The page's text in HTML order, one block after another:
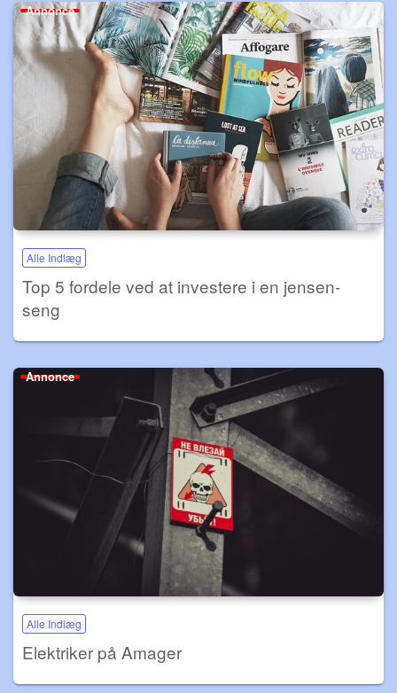
Annonce
Alle Indlæg
Top 5 fordele ved at investere i en jensen-
seng
Annonce
Alle Indlæg
Elektriker på Amager